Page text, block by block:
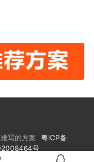
写的方案 粤ICP备
号